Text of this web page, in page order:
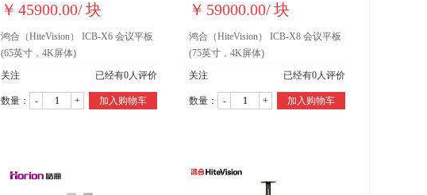
￥ 45900.00/块
鸿合（HiteVision） ICB-X6 会议平板
(65英寸，4K屏体)
关注
已经有0人评价
数量： - + 加入购物车
￥ 59000.00/块
鸿合（HiteVision） ICB-X8 会议平板
(75英寸，4K屏体)
关注
已经有0人评价
数量： - + 加入购物车